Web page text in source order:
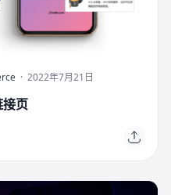
· 2022年7月21日
页